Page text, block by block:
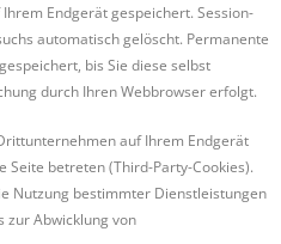
Endgerät gespeichert. Session-
automatisch gelöscht. Permanente
bis Sie diese selbst
durch Ihren Webbrowser erfolgt.
auf Ihrem Endgerät
Seite betreten (Third-Party-Cookies).
Nutzung bestimmter Dienstleistungen
zur Abwicklung von